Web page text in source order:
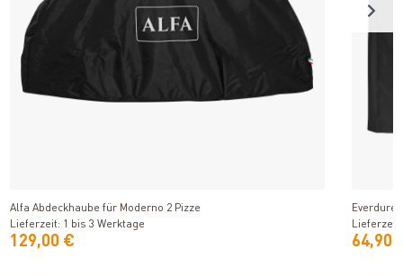
Alfa Abdeckhaube für Moderno 2 Pizze
Lieferzeit: 1 bis 3 Werktage
129,00 €
Everdure
64,90